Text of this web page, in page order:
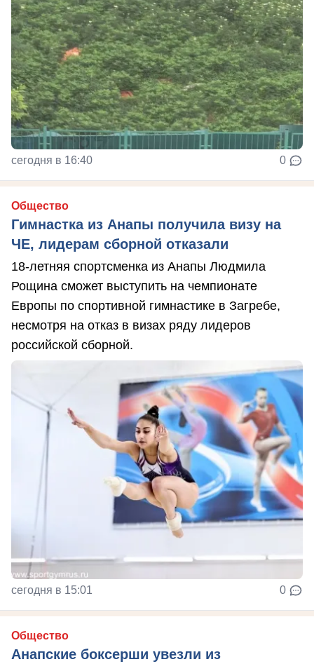
сегодня в 16:40 0
Общество
Гимнастка из Анапы получила визу на
ЧЕ, лидерам сборной отказали
18-летняя спортсменка из Анапы Людмила
Рощина сможет выступить на чемпионате
Европы по спортивной гимнастике в Загребе,
несмотря на отказ в визах ряду лидеров
российской сборной.
сегодня в 15:01 0
Общество
Анапские боксерши увезли из